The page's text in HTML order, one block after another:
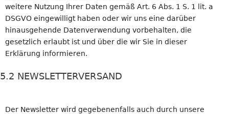
weitere Nutzung Ihrer Daten gemäß Art. 6 Abs. 1 S. 1 lit. a
DSGVO eingewilligt haben oder wir uns eine darüber
hinausgehende Datenverwendung vorbehalten, die
gesetzlich erlaubt ist und über die wir Sie in dieser
Erklärung informieren.
5.2 NEWSLETTERVERSAND
Der Newsletter wird gegebenenfalls auch durch unsere